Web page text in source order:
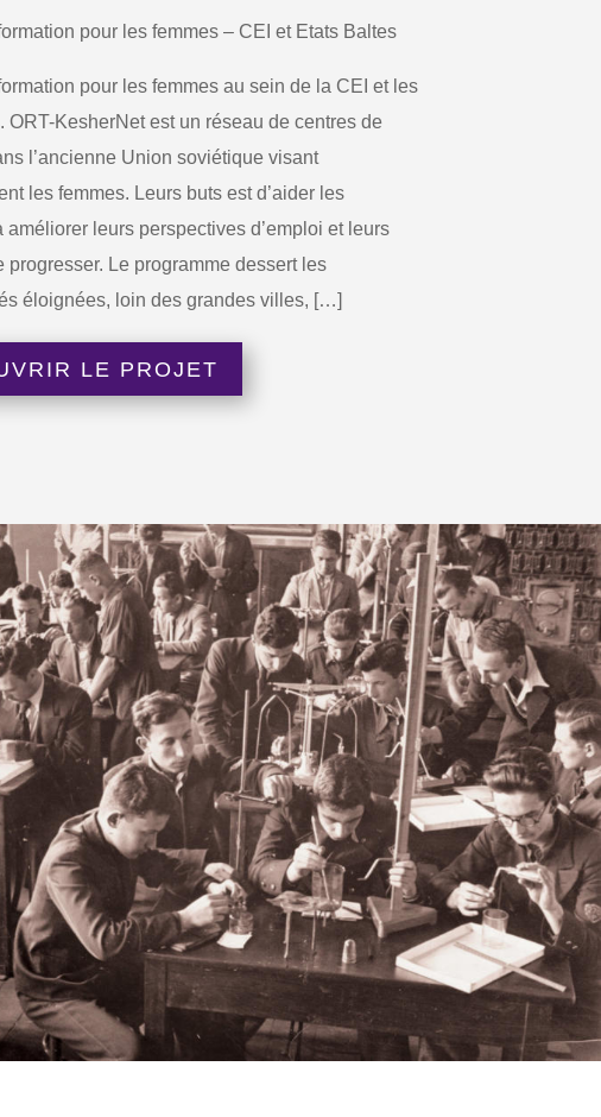
pour les femmes – CEI et Etats Baltes
pour les femmes au sein de la CEI et les
ORT-KesherNet est un réseau de centres de
l’ancienne Union soviétique visant
les femmes. Leurs buts est d’aider les
améliorer leurs perspectives d’emploi et leurs
progresser. Le programme dessert les
éloignées, loin des grandes villes, […]
LE PROJET